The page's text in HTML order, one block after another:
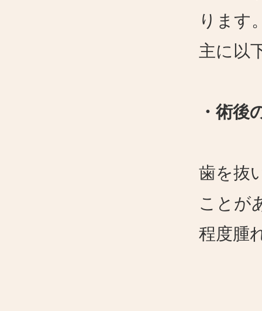
ります
主に以
・術後
歯を抜
ことが
程度腫